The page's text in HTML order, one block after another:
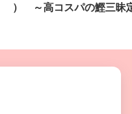
） ～高コスパの鰹三昧